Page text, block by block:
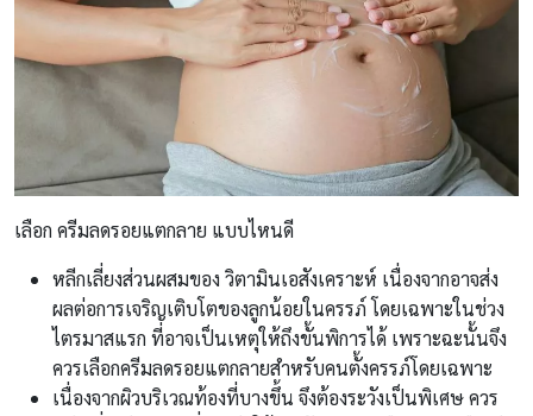
เลือก ครีมลดรอยแตกลาย แบบไหนดี
หลีกเลี่ยงส่วนผสมของ วิตามินเอสังเคราะห์ เนื่องจากอาจส่ง
ผลต่อการเจริญเติบโตของลูกน้อยในครรภ์ โดยเฉพาะในช่วง
ไตรมาสแรก ที่อาจเป็นเหตุให้ถึงขั้นพิการได้ เพราะฉะนั้นจึง
ควรเลือกครีมลดรอยแตกลายสำหรับคนตั้งครรภ์โดยเฉพาะ
เนื่องจากผิวบริเวณท้องที่บางขึ้น จึงต้องระวังเป็นพิเศษ ควร